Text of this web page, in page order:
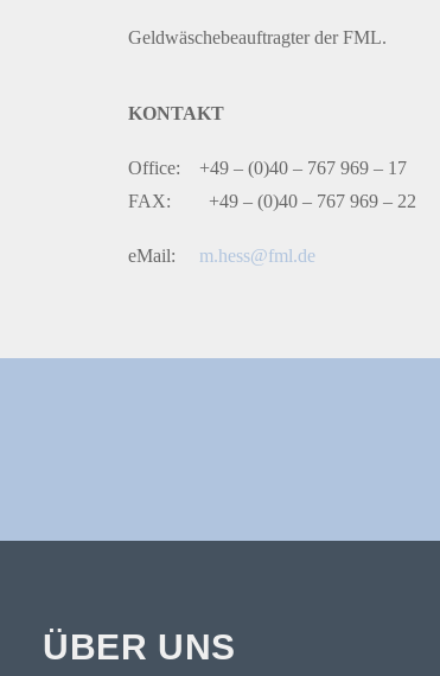
Geldwäschebeauftragterder FML.
KONTAKT
Office: +49 – (0)40 – 767 969 – 17
FAX: +49 – (0)40 – 767 969 – 22
eMail: m.hess@fml.de
ÜBER UNS